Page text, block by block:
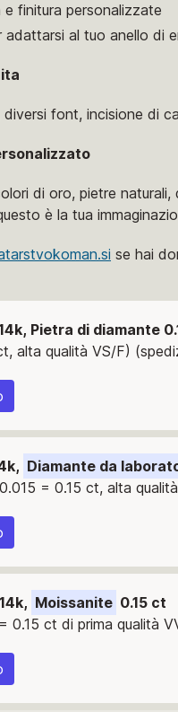
finitura personalizzate
al tuo anello di
font, incisione di
di oro, pietre
è la tua
se hai
Pietra di diamante
alta qualità VS/F)
Diamante da
= 0.15 ct, alta
Moissanite 0.15 ct
0.15 ct di prima qualità